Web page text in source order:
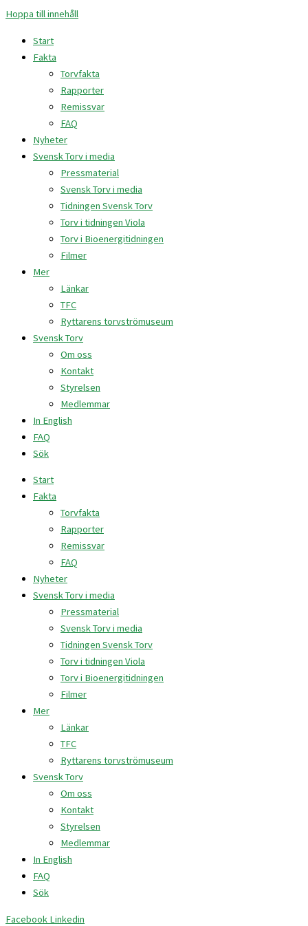
Hoppa till innehåll
Start
Fakta
Torvfakta
Rapporter
Remissvar
FAQ
Nyheter
Svensk Torv i media
Pressmaterial
Svensk Torv i media
Tidningen Svensk Torv
Torv i tidningen Viola
Torv i Bioenergitidningen
Filmer
Mer
Länkar
TFC
Ryttarens torvströmuseum
Svensk Torv
Om oss
Kontakt
Styrelsen
Medlemmar
In English
FAQ
Sök
Start
Fakta
Torvfakta
Rapporter
Remissvar
FAQ
Nyheter
Svensk Torv i media
Pressmaterial
Svensk Torv i media
Tidningen Svensk Torv
Torv i tidningen Viola
Torv i Bioenergitidningen
Filmer
Mer
Länkar
TFC
Ryttarens torvströmuseum
Svensk Torv
Om oss
Kontakt
Styrelsen
Medlemmar
In English
FAQ
Sök
Facebook Linkedin